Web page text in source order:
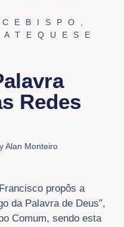
,
Redes
Alan Monteiro
propôs a
da Palavra de Deus”,
Comum, sendo esta